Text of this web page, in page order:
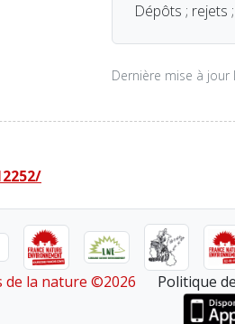
Dépôts ; rejets
Dernière mise à
de la nature ©2026 Politique